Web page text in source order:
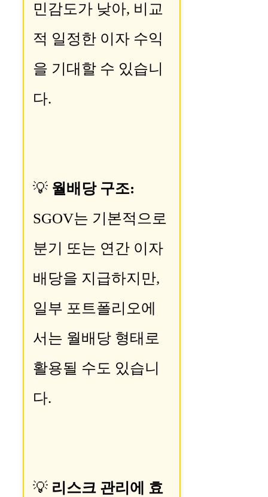
민감도가 낮아, 비교
적 일정한 이자 수익
을 기대할 수 있습니
다.
💡 월배당 구조:
SGOV는 기본적으로
분기 또는 연간 이자
배당을 지급하지만,
일부 포트폴리오에
서는 월배당 형태로
활용될 수도 있습니
다.
💡 리스크 관리에 효